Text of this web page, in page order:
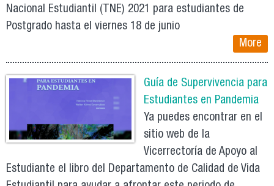
Nacional Estudiantil (TNE) 2021 para estudiantes de
Postgrado hasta el viernes 18 de junio
More
Guía de Supervivencia para
Estudiantes en Pandemia
Ya puedes encontrar en el
sitio web de la
Vicerrectoría de Apoyo al
Estudiante el libro del Departamento de Calidad de Vida